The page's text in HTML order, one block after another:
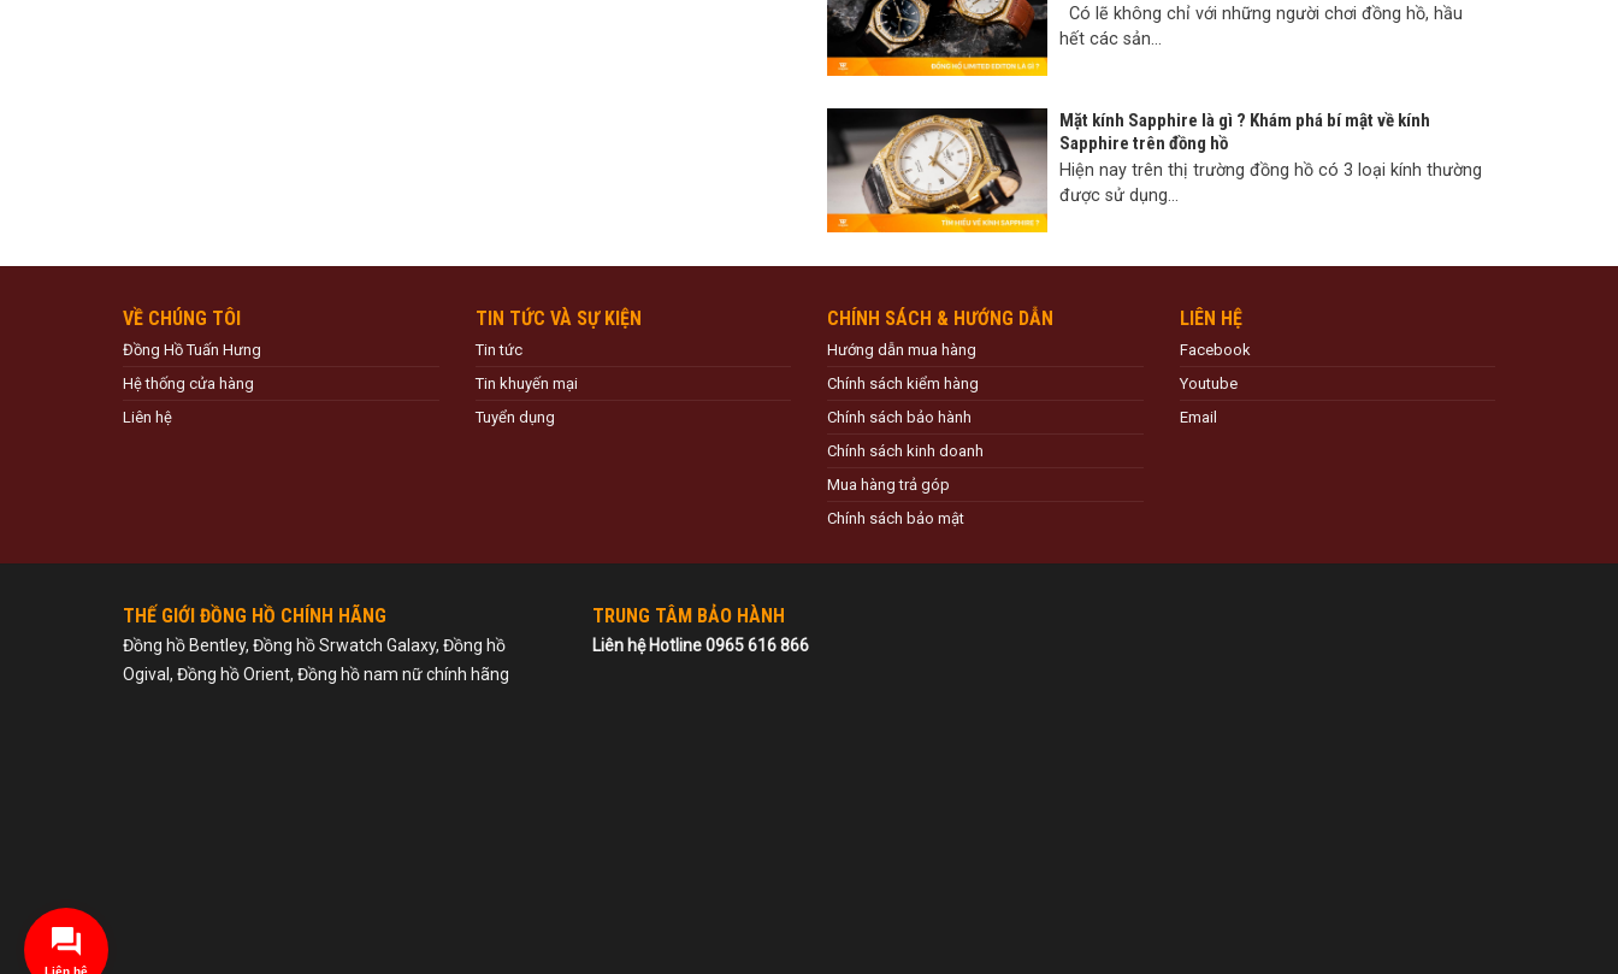
Có lẽ không chỉ với những người chơi đồng hồ, hầu
hết các sản...
Mặt kính Sapphire là gì ? Khám phá bí mật về kính
Sapphire trên đồng hồ
Hiện nay trên thị trường đồng hồ có 3 loại kính thường
được sử dụng...
VỀ CHÚNG TÔI
Đồng Hồ Tuấn Hưng
Hệ thống cửa hàng
Liên hệ
TIN TỨC VÀ SỰ KIỆN
Tin tức
Tin khuyến mại
Tuyển dụng
CHÍNH SÁCH & HƯỚNG DẪN
Hướng dẫn mua hàng
Chính sách kiểm hàng
Chính sách bảo hành
Chính sách kinh doanh
Mua hàng trả góp
Chính sách bảo mật
LIÊN HỆ
Facebook
Youtube
Email
THẾ GIỚI ĐỒNG HỒ CHÍNH HÃNG
Đồng hồ Bentley, Đồng hồ Srwatch Galaxy, Đồng hồ
Ogival, Đồng hồ Orient, Đồng hồ nam nữ chính hãng
TRUNG TÂM BẢO HÀNH
Liên hệ Hotline 0965 616 866
Liên hệ